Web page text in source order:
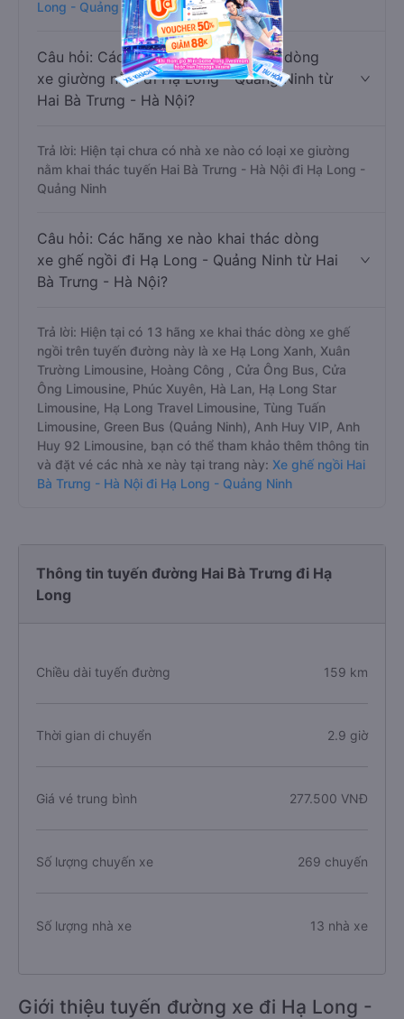
Long - Quảng Ninh
Câu hỏi: Các hãng xe nào khai thác dòng
xe giường nằm đi Hạ Long - Quảng Ninh từ
Hai Bà Trưng - Hà Nội?
Trả lời: Hiện tại chưa có nhà xe nào có loại xe giường
nằm khai thác tuyến Hai Bà Trưng - Hà Nội đi Hạ Long -
Quảng Ninh
Câu hỏi: Các hãng xe nào khai thác dòng
xe ghế ngồi đi Hạ Long - Quảng Ninh từ Hai
Bà Trưng - Hà Nội?
Trả lời: Hiện tại có 13 hãng xe khai thác dòng xe ghế
ngồi trên tuyến đường này là xe Hạ Long Xanh, Xuân
Trường Limousine, Hoàng Công , Cửa Ông Bus, Cửa
Ông Limousine, Phúc Xuyên, Hà Lan, Hạ Long Star
Limousine, Hạ Long Travel Limousine, Tùng Tuấn
Limousine, Green Bus (Quảng Ninh), Anh Huy VIP, Anh
Huy 92 Limousine, bạn có thể tham khảo thêm thông tin
và đặt vé các nhà xe này tại trang này: Xe ghế ngồi Hai
Bà Trưng - Hà Nội đi Hạ Long - Quảng Ninh
Thông tin tuyến đường Hai Bà Trưng đi Hạ
Long
Chiều dài tuyến đường 159 km
Thời gian di chuyển 2.9 giờ
Giá vé trung bình 277.500 VNĐ
Số lượng chuyến xe 269 chuyến
Số lượng nhà xe 13 nhà xe
Giới thiệu tuyến đường xe đi Hạ Long -